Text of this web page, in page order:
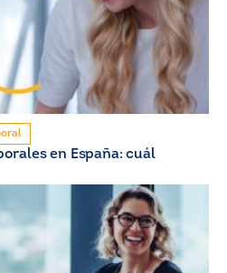
en España: cuál